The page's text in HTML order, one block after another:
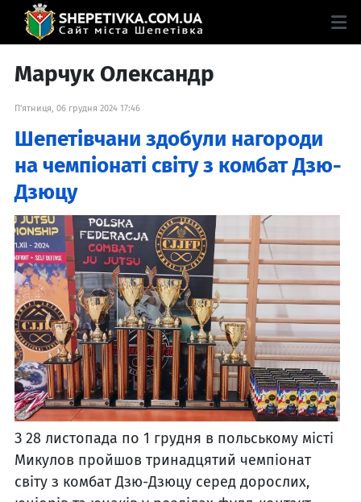
Марчук Олександр
П'ятниця, 06 грудня 2024 17:46
Шепетівчани здобули нагороди
на чемпіонаті світу з комбат Дзю-
Дзюцу
З 28 листопада по 1 грудня в польському місті
Микулов пройшов тринадцятий чемпіонат
світу з комбат Дзю-Дзюцу серед дорослих,